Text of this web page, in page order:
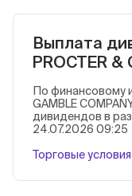
Выплата
PROCTER &
По финансовому
GAMBLE
дивидендов в
24.07.2026 09:25
Торговые условия